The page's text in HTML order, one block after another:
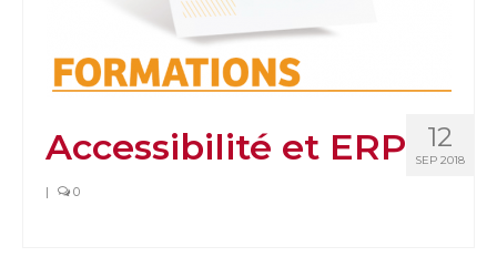
12
SEP 2018
Accessibilité et ERP
| 0